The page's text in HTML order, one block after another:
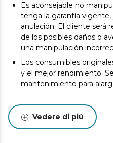
Es aconsejable no
tenga la garantía
anulación. El cliente será
de los posibles daños o
una manipulación
Los consumibles
y el mejor rendimiento.
mantenimiento para
Vedere di più